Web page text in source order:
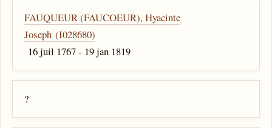
FAUQUEUR (FAUCOEUR), Hyacinte
Joseph (I028680)
16 juil 1767 - 19 jan 1819
?